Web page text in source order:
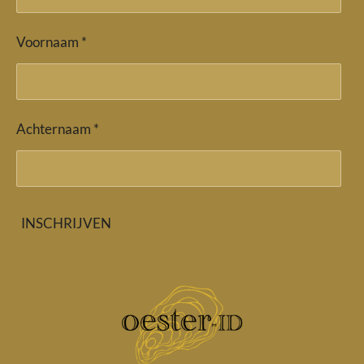
Voornaam *
Achternaam *
INSCHRIJVEN